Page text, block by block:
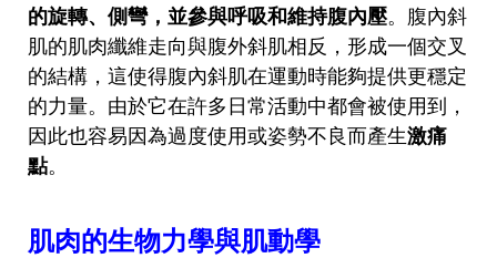
的旋轉、側彎，並參與呼吸和維持腹內壓。腹內斜
肌的肌肉纖維走向與腹外斜肌相反，形成一個交叉
的結構，這使得腹內斜肌在運動時能夠提供更穩定
的力量。由於它在許多日常活動中都會被使用到，
因此也容易因為過度使用或姿勢不良而產生激痛
點。
肌肉的生物力學與肌動學